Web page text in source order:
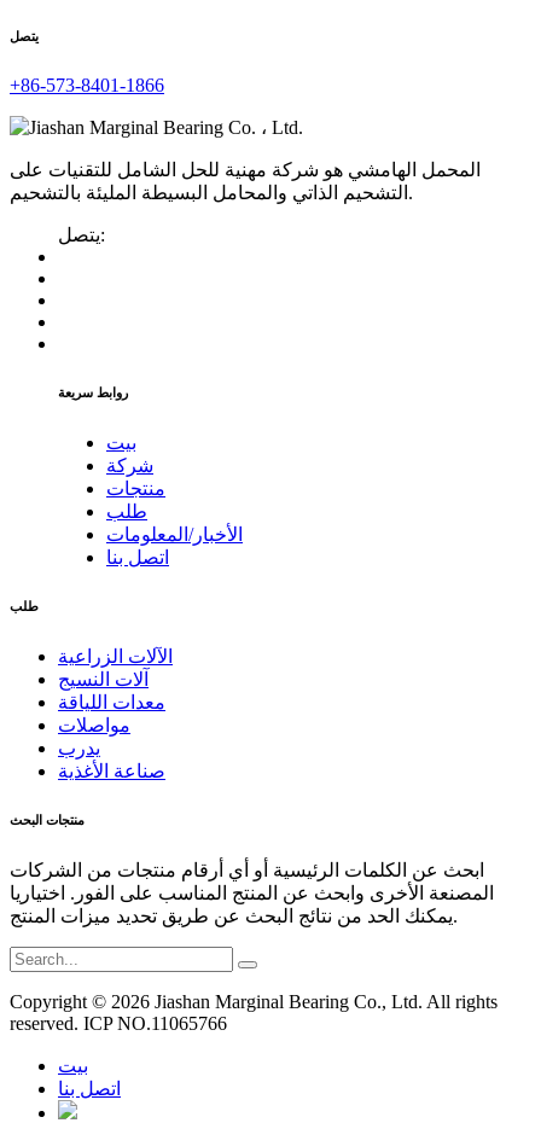
يتصل
+86-573-8401-1866
المحمل الهامشي هو شركة مهنية للحل الشامل للتقنيات على
التشحيم الذاتي والمحامل البسيطة المليئة بالتشحيم.
يتصل:
روابط سريعة
بيت
شركة
منتجات
طلب
الأخبار/المعلومات
اتصل بنا
طلب
الآلات الزراعية
آلات النسيج
معدات اللياقة
مواصلات
يدرب
صناعة الأغذية
منتجات البحث
ابحث عن الكلمات الرئيسية أو أي أرقام منتجات من الشركات
المصنعة الأخرى وابحث عن المنتج المناسب على الفور. اختياريا
يمكنك الحد من نتائج البحث عن طريق تحديد ميزات المنتج.
Copyright © 2026 Jiashan Marginal Bearing Co., Ltd. All rights
reserved. ICP NO.11065766
بيت
اتصل بنا